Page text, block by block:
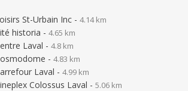
St-Urbain Inc - 4.14 km
historia - 4.65 km
Laval - 4.8 km
- 4.83 km
Laval - 4.99 km
Colossus Laval - 5.06 km